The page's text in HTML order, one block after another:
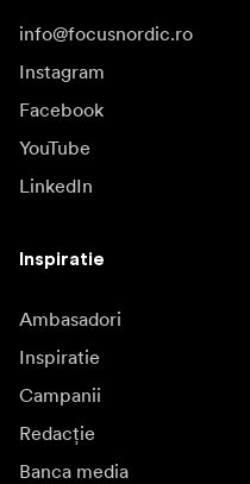
info@focusnordic.ro
Instagram
Facebook
YouTube
LinkedIn
Inspiratie
Ambasadori
Inspiratie
Campanii
Redacție
Banca media